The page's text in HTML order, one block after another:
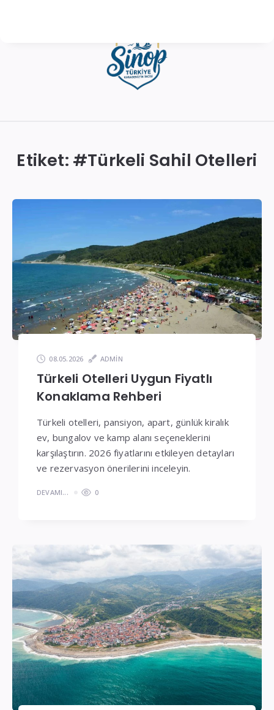
En
Seçenekleri
ve
Fiyatlar
Etiket: #Türkeli Sahil Otelleri
08.05.2026 ADMIN
Türkeli Otelleri Uygun Fiyatlı
Konaklama Rehberi
Türkeli otelleri, pansiyon, apart, günlük kiralık
ev, bungalov ve kamp alanı seçeneklerini
karşılaştırın. 2026 fiyatlarını etkileyen detayları
ve rezervasyon önerilerini inceleyin.
DEVAMI... 0